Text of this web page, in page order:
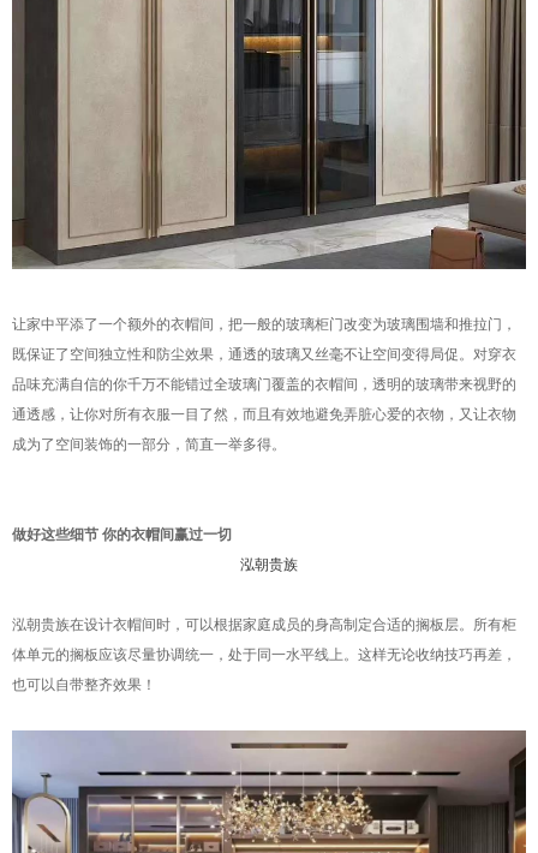
让家中平添了一个额外的衣帽间，把一般的玻璃柜门改变为玻璃围墙和推拉门，
既保证了空间独立性和防尘效果，通透的玻璃又丝毫不让空间变得局促。对穿衣
品味充满自信的你千万不能错过全玻璃门覆盖的衣帽间，透明的玻璃带来视野的
通透感，让你对所有衣服一目了然，而且有效地避免弄脏心爱的衣物，又让衣物
成为了空间装饰的一部分，简直一举多得。
做好这些细节 你的衣帽间赢过一切
泓朝贵族
泓朝贵族在设计衣帽间时，可以根据家庭成员的身高制定合适的搁板层。所有柜
体单元的搁板应该尽量协调统一，处于同一水平线上。这样无论收纳技巧再差，
也可以自带整齐效果！